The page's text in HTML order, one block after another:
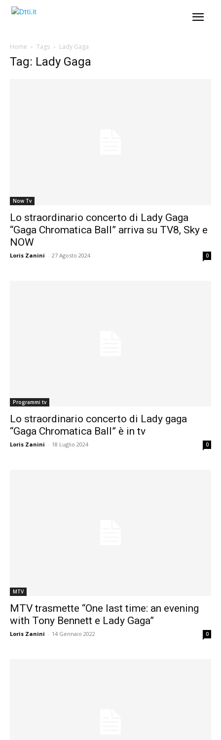
Home Tags Lady Gaga
Tag: Lady Gaga
Now Tv
Lo straordinario concerto di Lady Gaga
“Gaga Chromatica Ball” arriva su TV8, Sky e
NOW
Loris Zanini - 27 Agosto 2024 0
Programmi tv
Lo straordinario concerto di Lady gaga
“Gaga Chromatica Ball” è in tv
Loris Zanini - 18 Luglio 2024 0
MTV
MTV trasmette “One last time: an evening
with Tony Bennett e Lady Gaga”
Loris Zanini - 14 Gennaio 2022 0